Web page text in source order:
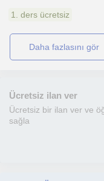
1. ders ücretsiz
daha fazlasını gör
Ücretsiz ilan ver
Ücretsiz bir ilan ver ve
sağla